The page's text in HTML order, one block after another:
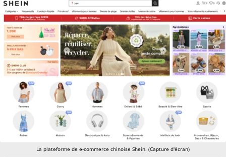
La plateforme de e-commerce chinoise Shein. (Capture d'écran)